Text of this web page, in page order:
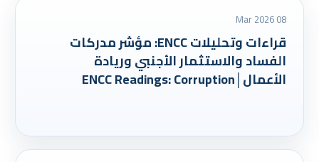
08 Mar 2026
قراءات وتحليلات ENCC: مؤشر مدركات
الفساد والاستثمار الأجنبي وريادة
الأعمال│ENCC Readings: Corruption